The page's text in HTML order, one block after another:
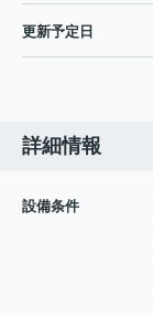
更新予定日
詳細情報
設備条件